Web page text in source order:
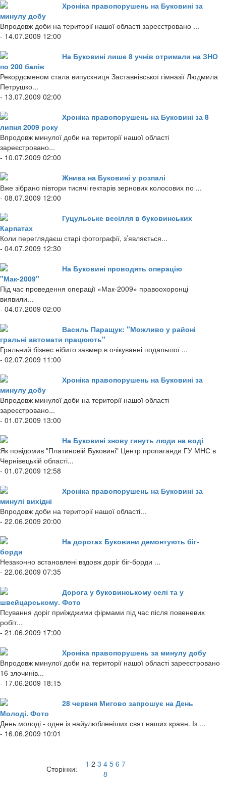
Хроніка правопорушень на Буковині за
минулу добу
Впродовж доби на території нашої області зареєстровано ...
- 14.07.2009 12:00
На Буковині лише 8 учнів отримали на ЗНО
по 200 балів
Рекордсменом стала випускниця Заставнівської гімназії Людмила
Петрушко...
- 13.07.2009 02:00
Хроніка правопорушень на Буковині за 8
липня 2009 року
Впродовж минулої доби на території нашої області
зареєстровано...
- 10.07.2009 02:00
Жнива на Буковині у розпалі
Вже зібрано півтори тисячі гектарів зернових колосових по ...
- 08.07.2009 12:00
Гуцульське весілля в буковинських
Карпатах
Коли переглядаєш старі фотографії, з’являється...
- 04.07.2009 12:30
На Буковині проводять операцію
"Мак-2009"
Під час проведення операції «Мак-2009» правоохоронці
виявили...
- 04.07.2009 02:00
Василь Паращук: "Можливо у районі
гральні автомати працюють"
Гральний бізнес нібито завмер в очікуванні подальшої ...
- 02.07.2009 11:00
Хроніка правопорушень на Буковині за
минулу добу
Впродовж минулої доби на території нашої області
зареєстровано...
- 01.07.2009 13:00
На Буковині знову гинуть люди на воді
Як повідомив "Платиновій Буковині" Центр пропаганди ГУ МНС в
Чернівецькій області...
- 01.07.2009 12:58
Хроніка правопорушень на Буковині за
минулі вихідні
Впродовж доби на території нашої області...
- 22.06.2009 20:00
На дорогах Буковини демонтують біг-
борди
Незаконно встановлені вздовж доріг біг-борди ...
- 22.06.2009 07:35
Дорога у буковинському селі та у
швейцарському. Фото
Псування доріг приїжджими фірмами під час після повеневих
робіт...
- 21.06.2009 17:00
Хроніка правопорушень за минулу добу
Впродовж минулої доби на території нашої області зареєстровано
16 злочинів...
- 17.06.2009 18:15
28 червня Мигово запрошує на День
Молоді. Фото
День молоді - одне із найулюбленіших свят наших краян. Із ...
- 16.06.2009 10:01
Сторінки: 1 2 3 4 5 6 7
8